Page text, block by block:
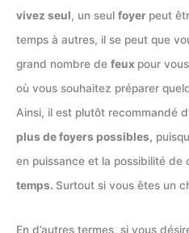
vivez seul, un seul foyer peut
temps à autres, il se peut que
grand nombre de feux pour
où vous souhaitez préparer
Ainsi, il est plutôt recommandé
plus de foyers possibles,
en puissance et la possibilité de
temps. Surtout si vous êtes un
En d’autres termes, si vous